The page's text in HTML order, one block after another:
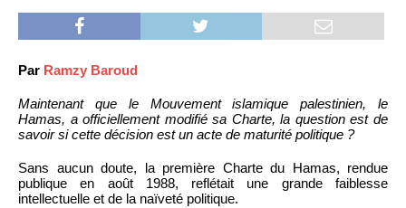
Par Ramzy Baroud
Maintenant que le Mouvement islamique palestinien, le
Hamas, a officiellement modifié sa Charte, la question est de
savoir si cette décision est un acte de maturité politique ?
Sans aucun doute, la première Charte du Hamas, rendue
publique en août 1988, reflétait une grande faiblesse
intellectuelle et de la naïveté politique.